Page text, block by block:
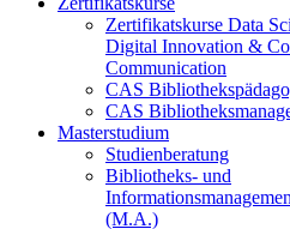
Zertifikatskurse Data
Digital Innovation &
Communication
CAS
CAS
Masterstudium
Studienberatung
Bibliotheks- und
(M.A.)